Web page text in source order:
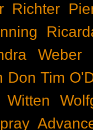
Richter
Weber
Don Tim
Witten